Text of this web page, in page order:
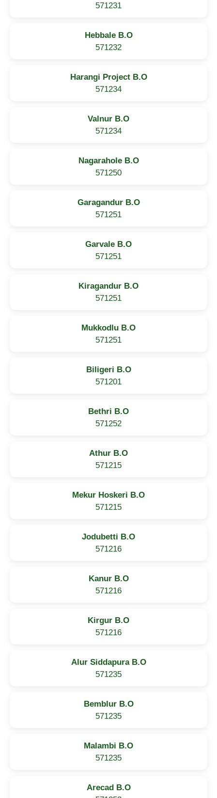
571231
Hebbale B.O
571232
Harangi Project B.O
571234
Valnur B.O
571234
Nagarahole B.O
571250
Garagandur B.O
571251
Garvale B.O
571251
Kiragandur B.O
571251
Mukkodlu B.O
571251
Biligeri B.O
571201
Bethri B.O
571252
Athur B.O
571215
Mekur Hoskeri B.O
571215
Jodubetti B.O
571216
Kanur B.O
571216
Kirgur B.O
571216
Alur Siddapura B.O
571235
Bemblur B.O
571235
Malambi B.O
571235
Arecad B.O